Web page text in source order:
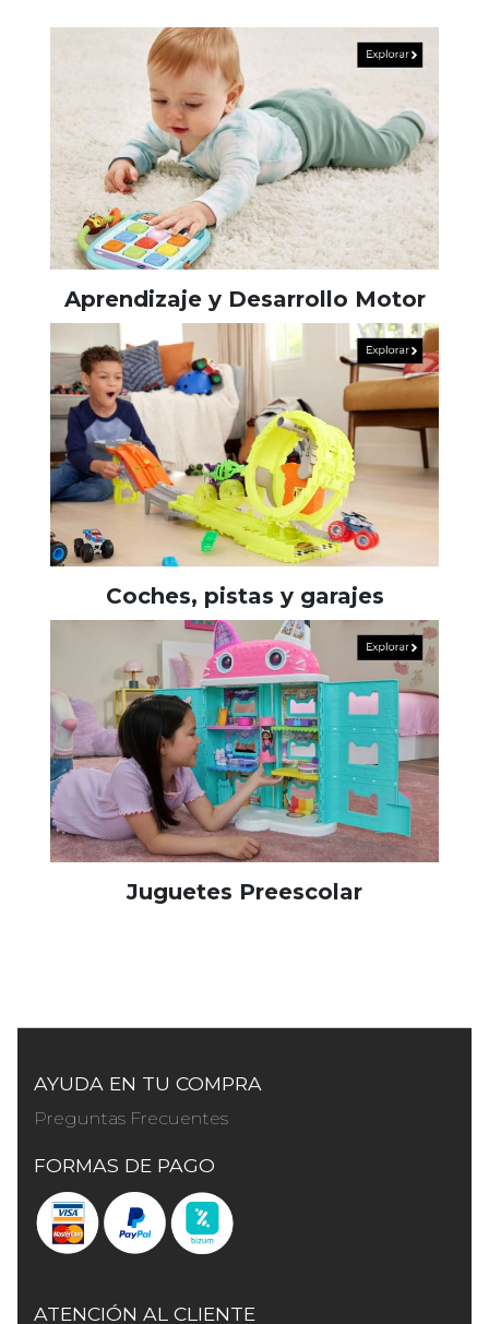
Aprendizaje y Desarrollo Motor
Coches, pistas y garajes
Juguetes Preescolar
AYUDA EN TU COMPRA
Preguntas Frecuentes
FORMAS DE PAGO
ATENCIÓN AL CLIENTE